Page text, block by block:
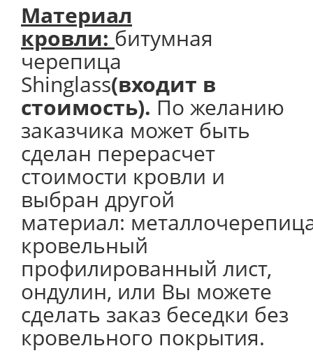
Материал
кровли: битумная
черепица
Shinglass(входит в
стоимость). По желанию
заказчика может быть
сделан перерасчет
стоимости кровли и
выбран другой
материал:
кровельный
профилированный лист,
ондулин, или Вы можете
сделать заказ беседки без
кровельного покрытия.